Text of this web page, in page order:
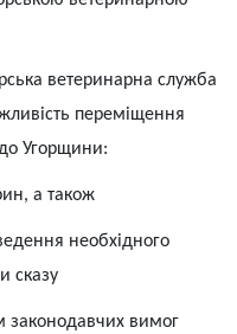
ветеринарна служба
переміщення
Угорщини:
а також
необхідного
сказу
законодавчих вимог